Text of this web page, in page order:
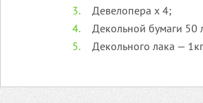
Девелопера х 4;
Декольной бумаги 50
Декольного лака —